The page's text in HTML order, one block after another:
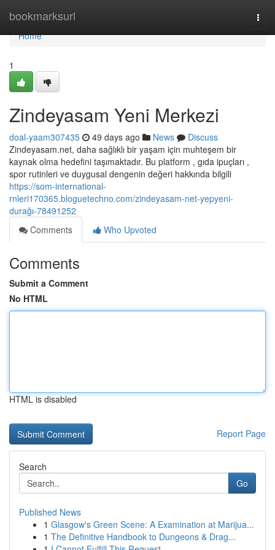
bookmarksurl
Home
Home
1
Zindeyasam Yeni Merkezi
doal-yaam307435 49 days ago News
Discuss
Zindeyasam.net, daha sağlıklı bir yaşam için muhteşem bir
kaynak olma hedefini taşımaktadır. Bu platform , gıda ipuçları ,
spor rutinleri ve duygusal dengenin değeri hakkında bilgili
https://som-international-
rnleri170365.bloguetechno.com/zindeyasam-net-yepyeni-
durağı-78491252
Comments
Who Upvoted
Comments
Submit a Comment
No HTML
HTML is disabled
Report Page
Search
Go
Published News
1 Glasgow's Green Scene: A Examination at Marijua...
1 The Definitive Handbook to Dungeons & Drag...